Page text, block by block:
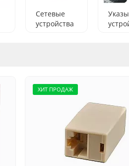
Сетевые
устройства
ХИТ ПРОДАЖ